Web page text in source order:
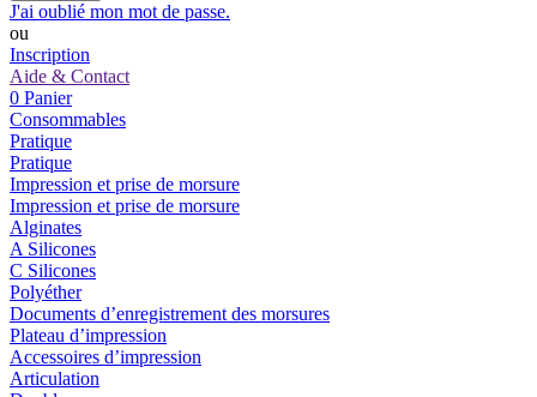
J'ai oublié mon mot de passe.
ou
Inscription
Aide & Contact
0 Panier
Consommables
Pratique
Pratique
Impression et prise de morsure
Impression et prise de morsure
Alginates
A Silicones
C Silicones
Polyéther
Documents d’enregistrement des morsures
Plateau d’impression
Accessoires d’impression
Articulation